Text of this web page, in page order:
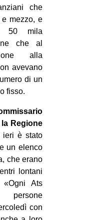
che
mezzo, e
50 mila
che al
alla
avevano
di un
fisso.
Regione
ieri è stato
un elenco
che erano
lontani
Ats
con